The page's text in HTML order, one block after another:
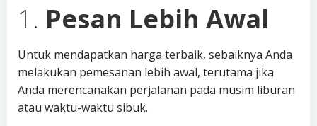
1. Pesan Lebih Awal
Untuk mendapatkan harga terbaik, sebaiknya Anda
melakukan pemesanan lebih awal, terutama jika
Anda merencanakan perjalanan pada musim liburan
atau waktu-waktu sibuk.